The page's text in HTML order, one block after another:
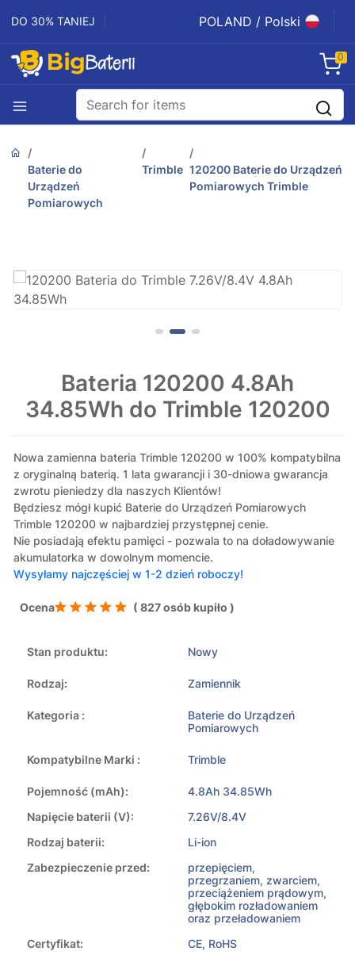
DO 30% TANIEJ POLAND / Polski
0
Baterie do
Urządzeń
Pomiarowych
Trimble 120200 Baterie do Urządzeń
Pomiarowych Trimble
Bateria 120200 4.8Ah
34.85Wh do Trimble 120200
Nowa zamienna bateria Trimble 120200 w 100% kompatybilna
z oryginalną baterią. 1 lata gwarancji i 30-dniowa gwarancja
zwrotu pieniedzy dla naszych Klientów!
Będziesz mógł kupić Baterie do Urządzeń Pomiarowych
Trimble 120200 w najbardziej przystępnej cenie.
Nie posiadają efektu pamięci - pozwala to na doładowywanie
akumulatorka w dowolnym momencie.
Wysyłamy najczęściej w 1-2 dzień roboczy!
Ocena ( 827 osób kupiło )
Stan produktu: Nowy
Rodzaj: Zamiennik
Kategoria :
Baterie do Urządzeń
Pomiarowych
Kompatybilne Marki : Trimble
Pojemność (mAh):
4.8Ah 34.85Wh
Napięcie baterii (V):
7.26V/8.4V
Rodzaj baterii:
Li-ion
Zabezpieczenie przed:
przepięciem,
przegrzaniem, zwarciem,
przeciążeniem prądowym,
głębokim rozładowaniem
oraz przeładowaniem
Certyfikat:
CE, RoHS